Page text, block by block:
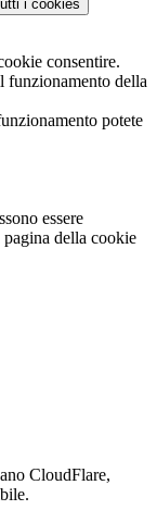
i cookies
consentire.
funzionamento della
potete
essere
della cookie
CloudFlare,